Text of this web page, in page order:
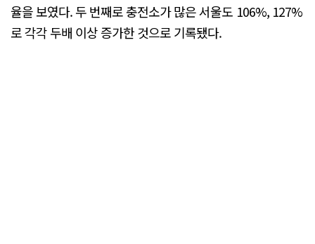
율을 보였다. 두 번째로 충전소가 많은 서울도 106%, 127%
로 각각 두배 이상 증가한 것으로 기록됐다.